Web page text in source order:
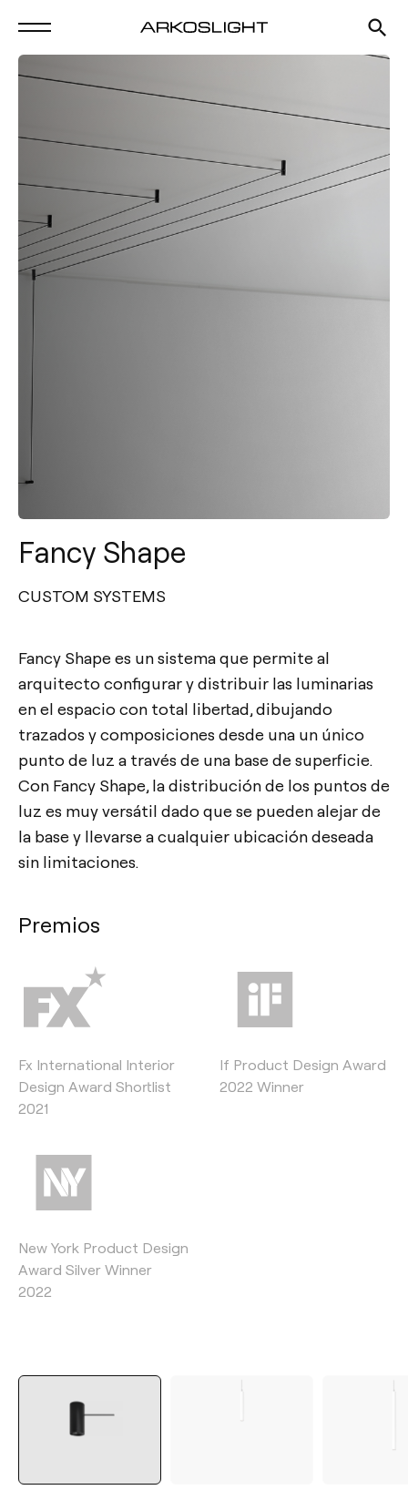
Fancy Shape
CUSTOM SYSTEMS
Fancy Shape es un sistema que permite al
arquitecto configurar y distribuir las luminarias
en el espacio con total libertad, dibujando
trazados y composiciones desde una un único
punto de luz a través de una base de superficie.
Con Fancy Shape, la distribución de los puntos de
luz es muy versátil dado que se pueden alejar de
la base y llevarse a cualquier ubicación deseada
sin limitaciones.
Premios
Fx International Interior
Design Award Shortlist
2021
If Product Design Award
2022 Winner
New York Product Design
Award Silver Winner
2022